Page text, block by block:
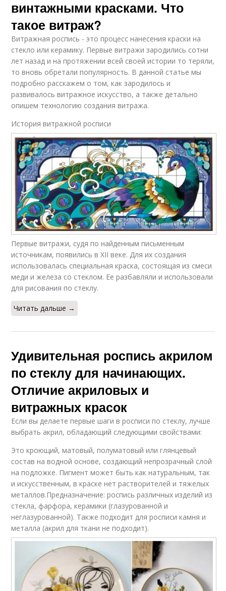
винтажными красками. Что
такое витраж?
Витражная роспись - это процесс нанесения краски на
стекло или керамику. Первые витражи зародились сотни
лет назад и на протяжении всей своей истории то теряли,
то вновь обретали популярность. В данной статье мы
подробно расскажем о том, как зародилось и
развивалось витражное искусство, а также детально
опишем технологию создания витража.
История витражной росписи
Первые витражи, судя по найденным письменным
источникам, появились в XII веке. Для их создания
использовалась специальная краска, состоящая из смеси
меди и железа со стеклом. Ее разбавляли и использовали
для рисования по стеклу.
Читать дальше →
Удивительная роспись акрилом
по стеклу для начинающих.
Отличие акриловых и
витражных красок
Если вы делаете первые шаги в росписи по стеклу, лучше
выбрать акрил, обладающий следующими свойствами:
Это кроющий, матовый, полуматовый или глянцевый
состав на водной основе, создающий непрозрачный слой
на подложке. Пигмент может быть как натуральным, так
и искусственным, в краске нет растворителей и тяжелых
металлов.Предназначение: роспись различных изделий из
стекла, фарфора, керамики (глазурованной и
неглазурованной). Также подходит для росписи камня и
металла (акрил для ткани не подходит).